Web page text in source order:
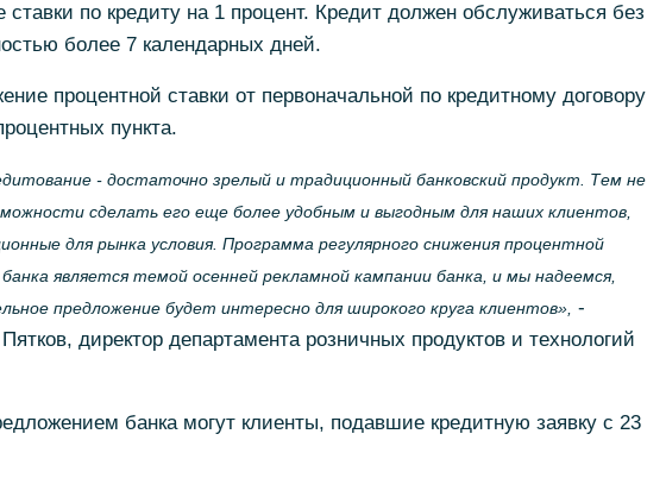
ставки по кредиту на 1 процент. Кредит должен обслуживаться без
более 7 календарных дней.
процентной ставки от первоначальной по кредитному договору
пункта.
- достаточно зрелый и традиционный банковский продукт. Тем не
сделать его еще более удобным и выгодным для наших клиентов,
для рынка условия. Программа регулярного снижения процентной
является темой осенней рекламной кампании банка, и мы надеемся,
предложение будет интересно для широкого круга клиентов», -
директор департамента розничных продуктов и технологий
банка могут клиенты, подавшие кредитную заявку с 23